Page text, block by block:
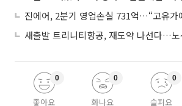
좋아요
0
화나요
0
슬퍼요
0